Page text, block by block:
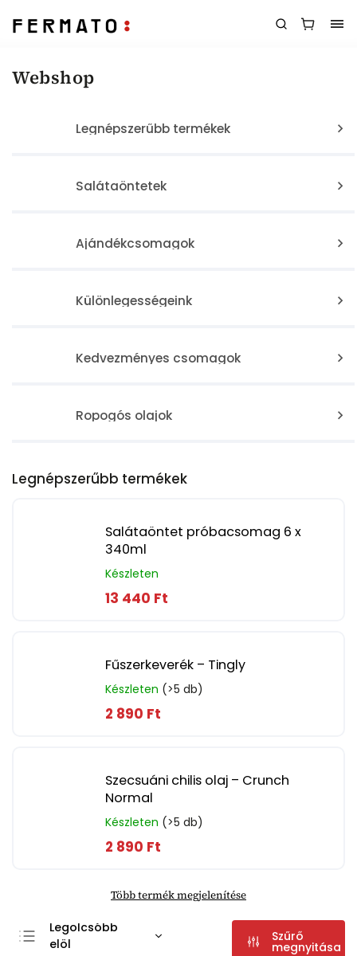
Webshop
Legnépszerűbb termékek
Salátaöntetek
Ajándékcsomagok
Különlegességeink
Kedvezményes csomagok
Ropogós olajok
Legnépszerűbb termékek
Salátaöntet próbacsomag 6 x
340ml
Készleten
13 440 Ft
Fűszerkeverék – Tingly
Készleten (>5 db)
2 890 Ft
Szecsuáni chilis olaj – Crunch
Normal
Készleten (>5 db)
2 890 Ft
Több termék megjelenítése
Legolcsóbb
elöl
Szűrő
megnyitása